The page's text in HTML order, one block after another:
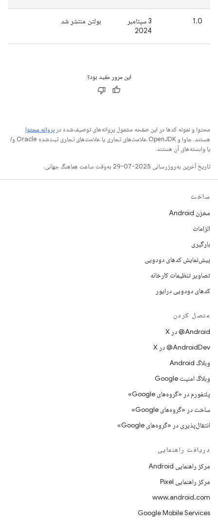
1.0
3 سپتامبر
2024
بولتن منتشر شد
این مرور مفید بود؟
محتوا و نمونه کدها در این صفحه مشمول پروانه‌های توصیف‌شده در پروانه محتوا
هستند. جاوا و OpenJDK علامت‌های تجاری یا علامت‌های تجاری ثبت‌شده Oracle و/
یا وابسته‌های آن هستند.
تاریخ آخرین به‌روزرسانی 2025-07-29 به‌وقت ساعت هماهنگ جهانی.
ساخت
مخزن Android
الزامات
بارگیری
پیش‌نمایش کدهای دودویی
تصاویر تنظیمات کارخانه
کدهای دودویی درایور
متصل کردن
‫‎@Android در X
‫‎@AndroidDev در X
وبلاگ Android
وبلاگ امنیت Google
پلتفورم در «گروه‌های Google»
ساخت در «گروه‌های Google»
انتقال‌پذیری در «گروه‌های Google»
دریافت راهنمایی
مرکز راهنمایی Android
مرکز راهنمایی Pixel
www.android.com
Google Mobile Services